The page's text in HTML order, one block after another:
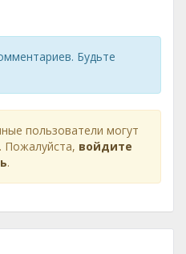
Будьте
пользователи могут
Пожалуйста, войдите
.